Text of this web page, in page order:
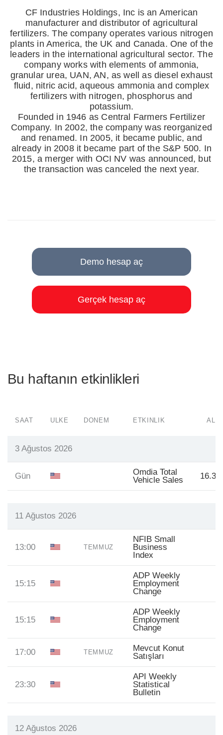
CF Industries Holdings, Inc is an American
manufacturer and distributor of agricultural
fertilizers. The company operates various nitrogen
plants in America, the UK and Canada. One of the
leaders in the international agricultural sector. The
company works with elements of ammonia,
granular urea, UAN, AN, as well as diesel exhaust
fluid, nitric acid, aqueous ammonia and complex
fertilizers with nitrogen, phosphorus and
potassium.
Founded in 1946 as Central Farmers Fertilizer
Company. In 2002, the company was reorganized
and renamed. In 2005, it became public, and
already in 2008 it became part of the S&P 500. In
2015, a merger with OCI NV was announced, but
the transaction was canceled the next year.
Demo hesap aç
Gerçek hesap aç
Bu haftanın etkinlikleri
SAAT ÜLKE DÖNEM ETKINLIK ALGI
3 Ağustos 2026
Gün
Omdia Total
Vehicle Sales
16.3M
11 Ağustos 2026
13:00 TEMMUZ
NFIB Small
Business
Index
15:15
ADP Weekly
Employment
Change
15:15
ADP Weekly
Employment
Change
17:00 TEMMUZ
Mevcut Konut
Satışları
23:30
API Weekly
Statistical
Bulletin
12 Ağustos 2026